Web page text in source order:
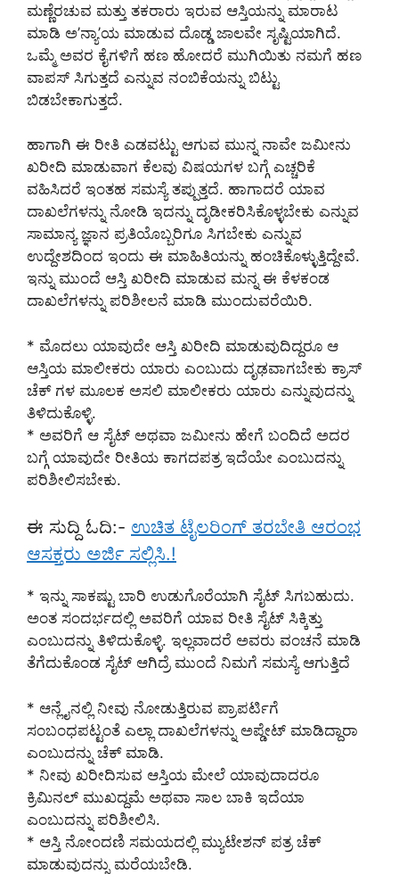
ಮಣ್ಣೆರಚುವ ಮತ್ತು ತಕರಾರು ಇರುವ ಆಸ್ತಿಯನ್ನು ಮಾರಾಟ
ಮಾಡಿ ಅ’ನ್ಯಾ’ಯ ಮಾಡುವ ದೊಡ್ಡ ಜಾಲವೇ ಸೃಷ್ಟಿಯಾಗಿದೆ.
ಒಮ್ಮೆ ಅವರ ಕೈಗಳಿಗೆ ಹಣ ಹೋದರೆ ಮುಗಿಯಿತು ನಮಗೆ ಹಣ
ವಾಪಸ್ ಸಿಗುತ್ತದೆ ಎನ್ನುವ ನಂಬಿಕೆಯನ್ನು ಬಿಟ್ಟು
ಬಿಡಬೇಕಾಗುತ್ತದೆ.
ಹಾಗಾಗಿ ಈ ರೀತಿ ಎಡವಟ್ಟು ಆಗುವ ಮುನ್ನ ನಾವೇ ಜಮೀನು
ಖರೀದಿ ಮಾಡುವಾಗ ಕೆಲವು ವಿಷಯಗಳ ಬಗ್ಗೆ ಎಚ್ಚರಿಕೆ
ವಹಿಸಿದರೆ ಇಂತಹ ಸಮಸ್ಯೆ ತಪ್ಪುತ್ತದೆ. ಹಾಗಾದರೆ ಯಾವ
ದಾಖಲೆಗಳನ್ನು ನೋಡಿ ಇದನ್ನು ದೃಡೀಕರಿಸಿಕೊಳ್ಳಬೇಕು ಎನ್ನುವ
ಸಾಮಾನ್ಯ ಜ್ಞಾನ ಪ್ರತಿಯೊಬ್ಬರಿಗೂ ಸಿಗಬೇಕು ಎನ್ನುವ
ಉದ್ದೇಶದಿಂದ ಇಂದು ಈ ಮಾಹಿತಿಯನ್ನು ಹಂಚಿಕೊಳ್ಳುತ್ತಿದ್ದೇವೆ.
ಇನ್ನು ಮುಂದೆ ಆಸ್ತಿ ಖರೀದಿ ಮಾಡುವ ಮನ್ನ ಈ ಕೆಳಕಂಡ
ದಾಖಲೆಗಳನ್ನು ಪರಿಶೀಲನೆ ಮಾಡಿ ಮುಂದುವರೆಯಿರಿ.
* ಮೊದಲು ಯಾವುದೇ ಆಸ್ತಿ ಖರೀದಿ ಮಾಡುವುದಿದ್ದರೂ ಆ
ಆಸ್ತಿಯ ಮಾಲೀಕರು ಯಾರು ಎಂಬುದು ದೃಢವಾಗಬೇಕು ಕ್ರಾಸ್
ಚೆಕ್ ಗಳ ಮೂಲಕ ಅಸಲಿ ಮಾಲೀಕರು ಯಾರು ಎನ್ನುವುದನ್ನು
ತಿಳಿದುಕೊಳ್ಳಿ.
* ಅವರಿಗೆ ಆ ಸೈಟ್ ಅಥವಾ ಜಮೀನು ಹೇಗೆ ಬಂದಿದೆ ಅದರ
ಬಗ್ಗೆ ಯಾವುದೇ ರೀತಿಯ ಕಾಗದಪತ್ರ ಇದೆಯೇ ಎಂಬುದನ್ನು
ಪರಿಶೀಲಿಸಬೇಕು.
ಈ ಸುದ್ದಿ ಓದಿ:- ಉಚಿತ ಟೈಲರಿಂಗ್ ತರಬೇತಿ ಆರಂಭ
ಆಸಕ್ತರು ಅರ್ಜಿ ಸಲ್ಲಿಸಿ.!
* ಇನ್ನು ಸಾಕಷ್ಟು ಬಾರಿ ಉಡುಗೊರೆಯಾಗಿ ಸೈಟ್ ಸಿಗಬಹುದು.
ಅಂತ ಸಂದರ್ಭದಲ್ಲಿ ಅವರಿಗೆ ಯಾವ ರೀತಿ ಸೈಟ್ ಸಿಕ್ಕಿತ್ತು
ಎಂಬುದನ್ನು ತಿಳಿದುಕೊಳ್ಳಿ. ಇಲ್ಲವಾದರೆ ಅವರು ವಂಚನೆ ಮಾಡಿ
ತೆಗೆದುಕೊಂಡ ಸೈಟ್ ಆಗಿದ್ರೆ ಮುಂದೆ ನಿಮಗೆ ಸಮಸ್ಯೆ ಆಗುತ್ತಿದೆ
* ಆನ್ಲೈನಲ್ಲಿ ನೀವು ನೋಡುತ್ತಿರುವ ಪ್ರಾಪರ್ಟಿಗೆ
ಸಂಬಂಧಪಟ್ಟಂತೆ ಎಲ್ಲಾ ದಾಖಲೆಗಳನ್ನು ಅಪ್ಡೇಟ್ ಮಾಡಿದ್ದಾರಾ
ಎಂಬುದನ್ನು ಚೆಕ್ ಮಾಡಿ.
* ನೀವು ಖರೀದಿಸುವ ಆಸ್ತಿಯ ಮೇಲೆ ಯಾವುದಾದರೂ
ಕ್ರಿಮಿನಲ್ ಮುಖದ್ದಮೆ ಅಥವಾ ಸಾಲ ಬಾಕಿ ಇದೆಯಾ
ಎಂಬುದನ್ನು ಪರಿಶೀಲಿಸಿ.
* ಆಸ್ತಿ ನೋಂದಣಿ ಸಮಯದಲ್ಲಿ ಮ್ಯುಟೇಶನ್ ಪತ್ರ ಚೆಕ್
ಮಾಡುವುದನ್ನು ಮರೆಯಬೇಡಿ.